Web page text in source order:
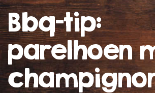
bbq-tip:
parelhoen